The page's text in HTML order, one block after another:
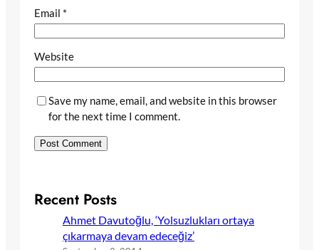
Email *
Website
Save my name, email, and website in this browser
for the next time I comment.
Recent Posts
Ahmet Davutoğlu, ‘Yolsuzlukları ortaya
çıkarmaya devam edeceğiz’